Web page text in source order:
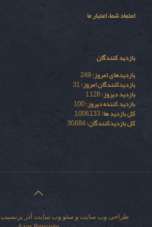
اعتماد شما، اعتبار ما
بازدید کنندگان
بازدیدهای امروز:249
بازدیدکنندگان امروز:31
بازدید دیروز:1,128
بازدید کننده دیروز:100
کل بازدید ها:1,006,133
کل بازدیدکنند‌گان:30,684
طراحی وب سایت و سئو وب سایت آذر پرنسیب